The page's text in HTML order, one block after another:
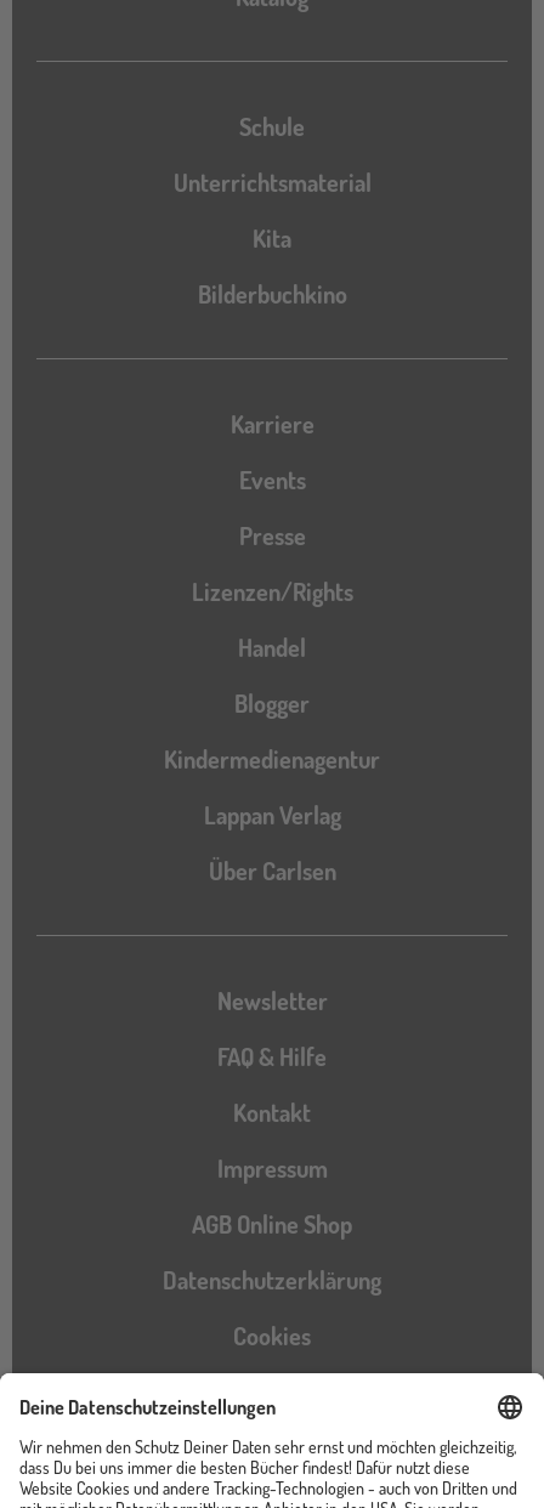
Schule
Unterrichtsmaterial
Kita
Bilderbuchkino
Karriere
Events
Presse
Lizenzen/Rights
Handel
Blogger
Kindermedienagentur
Lappan Verlag
Über Carlsen
Newsletter
FAQ & Hilfe
Kontakt
Impressum
AGB Online Shop
Datenschutzerklärung
Cookies
Barrierefreiheitserklärung